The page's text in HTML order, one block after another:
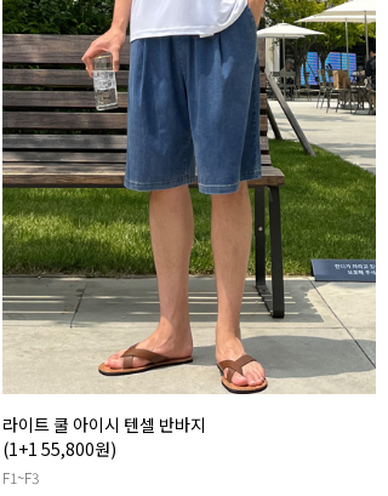
라이트 쿨 아이시 텐셀 반바지
(1+1 55,800원)
F1~F3